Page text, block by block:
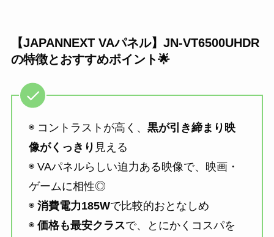
【JAPANNEXT VAパネル】JN-VT6500UHDR
の特徴とおすすめポイント🌟
◉ コントラストが高く、 黒が引き締まり映
像がくっきり 見える
◉ VAパネルらしい迫力ある映像で、映画・
ゲームに相性◎
◉ 消費電力185Wで比較的おとなしめ
◉ 価格も最安クラスで、とにかくコスパを